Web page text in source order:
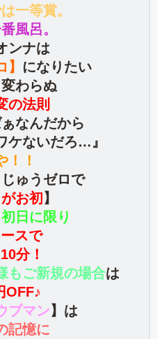
一等賞。
風呂。
ンナは
になりたい
わらぬ
の法則
ぁなんだから
ないだろ…』
！！
ゅうゼロで
お初】
日に限り
スで
分！
もご新規の場合は
OFF♪
ブマン】 は
記憶に